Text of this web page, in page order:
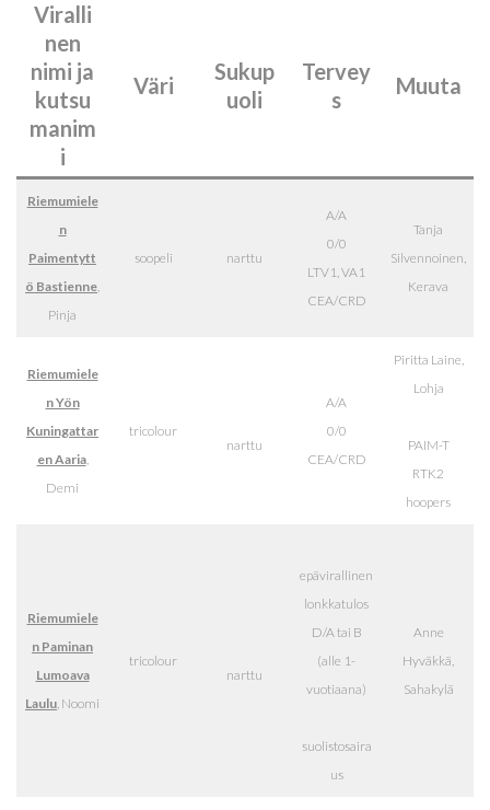
Viralli
nen
nimi ja
kutsu
manim
i
Väri
Sukup
uoli
Tervey
s
Muuta
Riemumiele
n
Paimentytt
ö Bastienne,
Pinja
soopeli narttu
A/A
0/0
LTV1, VA1
CEA/CRD
Tanja
Silvennoinen,
Kerava
Riemumiele
n Yön
Kuningattar
en Aaria,
Demi
tricolour
narttu
A/A
0/0
CEA/CRD
Piritta Laine,
Lohja
PAIM-T
RTK2
hoopers
Riemumiele
n Paminan
Lumoava
Laulu, Noomi
tricolour
narttu
epävirallinen
lonkkatulos
D/A tai B
(alle 1-
vuotiaana)
suolistosaira
us
Anne
Hyväkkä,
Sahakylä